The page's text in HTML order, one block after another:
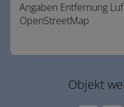
Angaben Entfernung
OpenStreetMap
Objekt